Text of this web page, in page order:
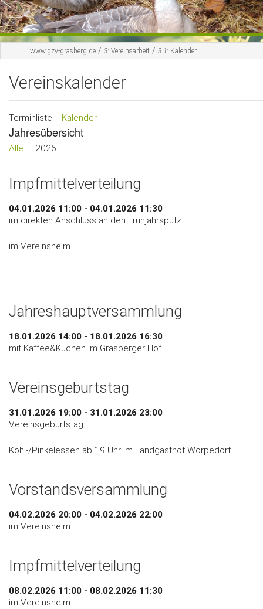
Gästebuch
Kontaktwww.gzv-grasberg.de / 3: Vereinsarbeit / 3.1: Kalender
Vereinskalender
Terminliste Kalender
Jahresübersicht
Alle 2026
Impfmittelverteilung
04.01.2026 11:00 - 04.01.2026 11:30
im direkten Anschluss an den Frühjahrsputz
im Vereinsheim
Jahreshauptversammlung
18.01.2026 14:00 - 18.01.2026 16:30
mit Kaffee&Kuchen im Grasberger Hof
Vereinsgeburtstag
31.01.2026 19:00 - 31.01.2026 23:00
Vereinsgeburtstag
Kohl-/Pinkelessen ab 19 Uhr im Landgasthof Wörpedorf
Vorstandsversammlung
04.02.2026 20:00 - 04.02.2026 22:00
im Vereinsheim
Impfmittelverteilung
08.02.2026 11:00 - 08.02.2026 11:30
im Vereinsheim